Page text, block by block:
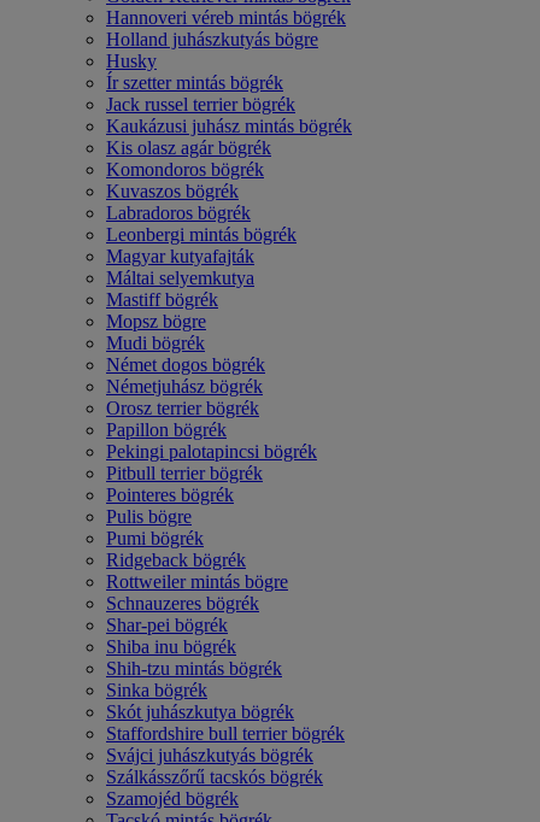
Hannoveri véreb mintás bögrék
Holland juhászkutyás bögre
Husky
Ír szetter mintás bögrék
Jack russel terrier bögrék
Kaukázusi juhász mintás bögrék
Kis olasz agár bögrék
Komondoros bögrék
Kuvaszos bögrék
Labradoros bögrék
Leonbergi mintás bögrék
Magyar kutyafajták
Máltai selyemkutya
Mastiff bögrék
Mopsz bögre
Mudi bögrék
Német dogos bögrék
Németjuhász bögrék
Orosz terrier bögrék
Papillon bögrék
Pekingi palotapincsi bögrék
Pitbull terrier bögrék
Pointeres bögrék
Pulis bögre
Pumi bögrék
Ridgeback bögrék
Rottweiler mintás bögre
Schnauzeres bögrék
Shar-pei bögrék
Shiba inu bögrék
Shih-tzu mintás bögrék
Sinka bögrék
Skót juhászkutya bögrék
Staffordshire bull terrier bögrék
Svájci juhászkutyás bögrék
Szálkásszőrű tacskós bögrék
Szamojéd bögrék